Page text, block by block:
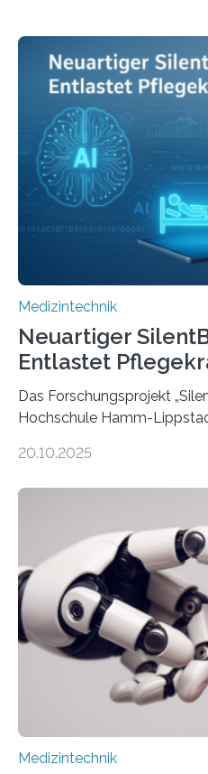
Medizintechnik
Neuartiger
Entlastet
Das Forschungsprojekt
Hochschule Hamm-
auf Personen ab, die
Entwicklung der Sensorik
HSHL verantwortet die
sowie die KI-gestützte
die Entwicklung eines
Assistenzsystems, das den
kontinuierlich erfasst,
und in Notfällen
20.10.2025
Medizintechnik